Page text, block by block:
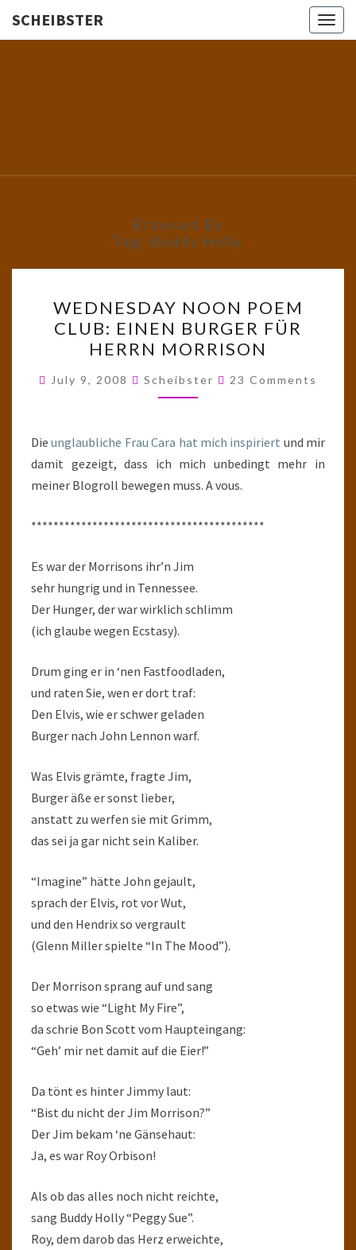
SCHEIBSTER
School!
Browsed By
Tag: Buddy Holly
NOON
POEM
CLUB:
EINEN
BURGER
HERRN
MORRISON
WEDNESDAY NOON POEM
CLUB: EINEN BURGER FÜR
HERRN MORRISON
July 9, 2008 Scheibster Comments
23 Comments
Dieunglaubliche Frau Cara hat mich inspiriert und mir
damit gezeigt, dass ich mich unbedingt mehr in
meiner Blogroll bewegen muss. A vous.
******************************************
Es war der Morrisons ihr’n Jim
sehr hungrig und in Tennessee.
Der Hunger, der war wirklich schlimm
(ich glaube wegen Ecstasy).
Drum ging er in ‘nen Fastfoodladen,
und raten Sie, wen er dort traf:
Den Elvis, wie er schwer geladen
Burger nach John Lennon warf.
Was Elvis grämte, fragte Jim,
Burger äße er sonst lieber,
anstatt zu werfen sie mit Grimm,
das sei ja gar nicht sein Kaliber.
“Imagine” hätte John gejault,
sprach der Elvis, rot vor Wut,
und den Hendrix so vergrault
(Glenn Miller spielte “In The Mood”).
Der Morrison sprang auf und sang
so etwas wie “Light My Fire”,
da schrie Bon Scott vom Haupteingang:
“Geh’ mir net damit auf die Eier!”
Da tönt es hinter Jimmy laut:
“Bist du nicht der Jim Morrison?”
Der Jim bekam ‘ne Gänsehaut:
Ja, es war Roy Orbison!
Als ob das alles noch nicht reichte,
sang Buddy Holly “Peggy Sue”.
Roy, dem darob das Herz erweichte,